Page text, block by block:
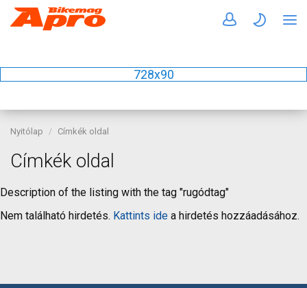
728x90
Nyitólap Címkék oldal
Címkék oldal
Description of the listing with the tag "rugódtag"
Nem található hirdetés. Kattints ide a hirdetés hozzáadásához.